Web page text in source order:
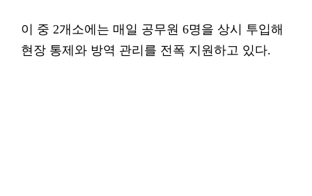
이 중 2개소에는 매일 공무원 6명을 상시 투입해
현장 통제와 방역 관리를 전폭 지원하고 있다.